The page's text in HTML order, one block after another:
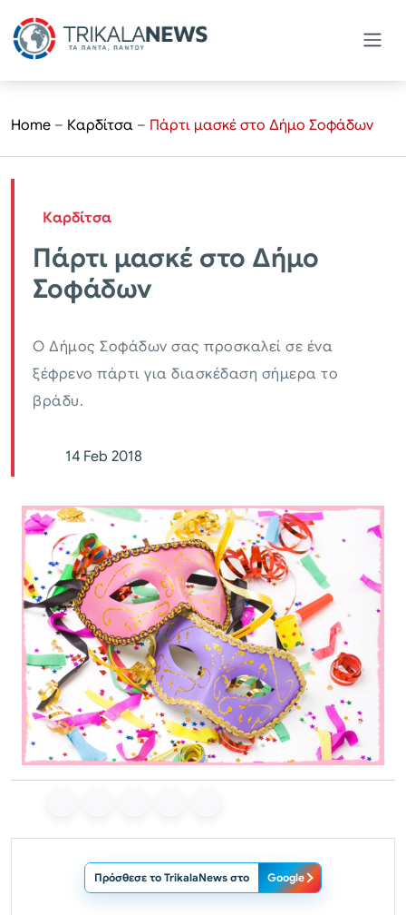
Home – Καρδίτσα – Πάρτι μασκέ στο Δήμο Σοφάδων
Καρδίτσα
Πάρτι μασκέ στο Δήμο
Σοφάδων
O Δήμος Σοφάδων σας προσκαλεί σε ένα
ξέφρενο πάρτι για διασκέδαση σήμερα το
βράδυ.
14 Feb 2018
Πρόσθεσε το TrikalaNews στο Google